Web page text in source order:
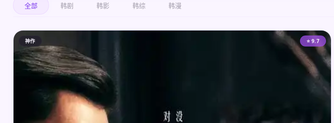
全部 韩剧 韩影 韩综 韩漫
神作 ⭐ 9.7